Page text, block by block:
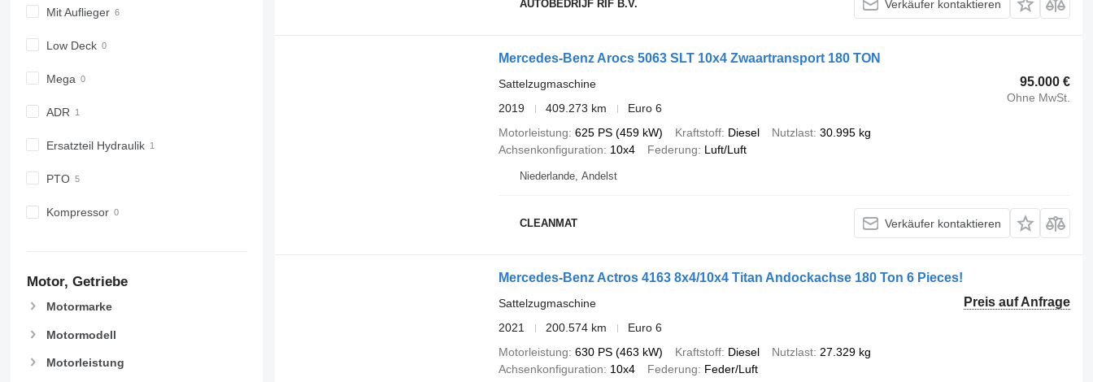
Mit Auflieger
Low Deck
Mega
ADR
Ersatzteil Hydraulik
PTO
Kompressor
Motor, Getriebe
Motormarke
Motormodell
Motorleistung
AUTOBEDRIJF RIF B.V. Verkäufer kontaktieren
Mercedes-Benz Arocs 5063 SLT 10x4 Zwaartransport 180 TON
95.000 €
Ohne MwSt.
Sattelzugmaschine
2019
409.273 km
Euro 6
Motorleistung 625 PS (459 kW) Kraftstoff Diesel Nutzlast 30.995 kg
Achsenkonfiguration
10x4 Federung Luft/Luft
Niederlande, Andelst
CLEANMAT Verkäufer kontaktieren
Mercedes-Benz Actros 4163 8x4/10x4 Titan Andockachse 180 Ton 6 Pieces!
Preis auf Anfrage
Sattelzugmaschine
2021
200.574 km
Euro 6
Motorleistung 630 PS (463 kW) Kraftstoff Diesel Nutzlast 27.329 kg
Achsenkonfiguration
10x4 Federung Feder/Luft